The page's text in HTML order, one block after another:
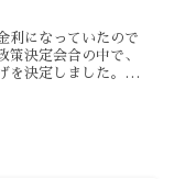
利になっていたので
策決定会合の中で、
を決定しました。今